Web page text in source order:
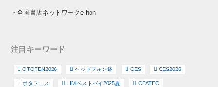
・全国書店ネットワークe-hon
注目キーワード
OTOTEN2026 ヘッドフォン祭 CES CES2026
ポタフェス HiViベストバイ2025夏 CEATEC